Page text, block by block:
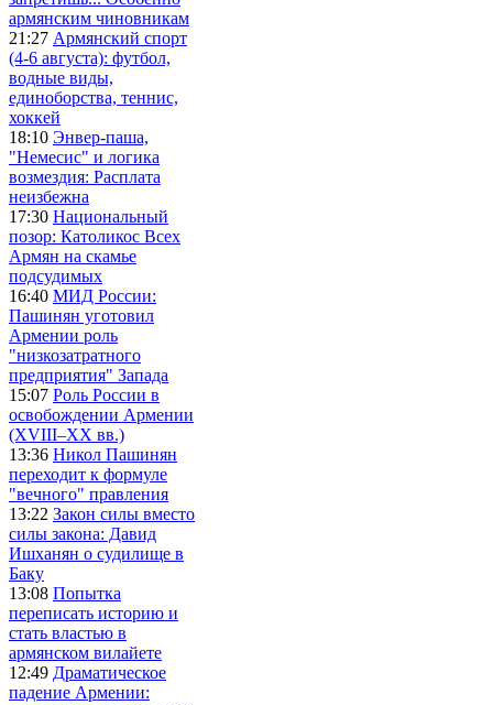
армянским чиновникам
21:27 Армянский спорт
(4-6 августа): футбол,
водные виды,
единоборства, теннис,
хоккей
18:10 Энвер-паша,
"Немесис" и логика
возмездия: Расплата
неизбежна
17:30 Национальный
позор: Католикос Всех
Армян на скамье
подсудимых
16:40 МИД России:
Пашинян уготовил
Армении роль
"низкозатратного
предприятия" Запада
15:07 Роль России в
освобождении Армении
(XVIII–XX вв.)
13:36 Никол Пашинян
переходит к формуле
"вечного" правления
13:22 Закон силы вместо
силы закона: Давид
Ишханян о судилище в
Баку
13:08 Попытка
переписать историю и
стать властью в
армянском вилайете
12:49 Драматическое
падение Армении: